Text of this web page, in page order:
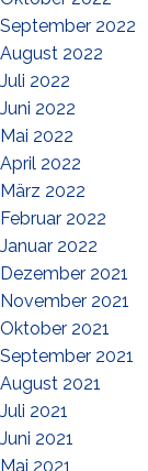
September 2022
August 2022
Juli 2022
Juni 2022
Mai 2022
April 2022
März 2022
Februar 2022
Januar 2022
Dezember 2021
November 2021
Oktober 2021
September 2021
August 2021
Juli 2021
Juni 2021
Mai 2021